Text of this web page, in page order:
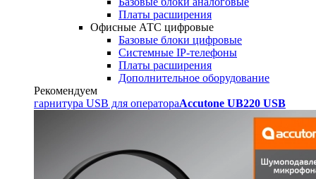
Платы расширения
Офисные АТС цифровые
Базовые блоки цифровые
Системные IP-телефоны
Платы расширения
Дополнительное оборудование
Рекомендуем
гарнитура USB для оператораAccutone UB220 USB